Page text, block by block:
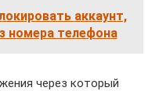
аккаунт,
номера телефона
через который